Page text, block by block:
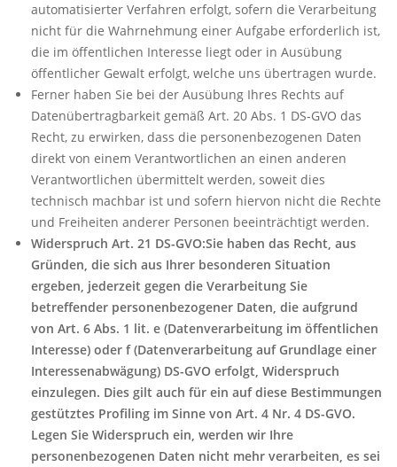
automatisierter Verfahren erfolgt, sofern die Verarbeitung
nicht für die Wahrnehmung einer Aufgabe erforderlich ist,
die im öffentlichen Interesse liegt oder in Ausübung
öffentlicher Gewalt erfolgt, welche uns übertragen wurde.
Ferner haben Sie bei der Ausübung Ihres Rechts auf
Datenübertragbarkeit gemäß Art. 20 Abs. 1 DS-GVO das
Recht, zu erwirken, dass die personenbezogenen Daten
direkt von einem Verantwortlichen an einen anderen
Verantwortlichen übermittelt werden, soweit dies
technisch machbar ist und sofern hiervon nicht die Rechte
und Freiheiten anderer Personen beeinträchtigt werden.
Widerspruch Art. 21 DS-GVO:Sie haben das Recht, aus
Gründen, die sich aus Ihrer besonderen Situation
ergeben, jederzeit gegen die Verarbeitung Sie
betreffender personenbezogener Daten, die aufgrund
von Art. 6 Abs. 1 lit. e (Datenverarbeitung im öffentlichen
Interesse) oder f (Datenverarbeitung auf Grundlage einer
Interessenabwägung) DS-GVO erfolgt, Widerspruch
einzulegen. Dies gilt auch für ein auf diese Bestimmungen
gestütztes Profiling im Sinne von Art. 4 Nr. 4 DS-GVO.
Legen Sie Widerspruch ein, werden wir Ihre
personenbezogenen Daten nicht mehr verarbeiten, es sei